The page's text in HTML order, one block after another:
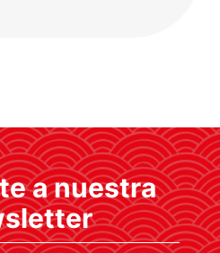
José Luis Martínez
encuentro para
inversión en la capital
a nuestra